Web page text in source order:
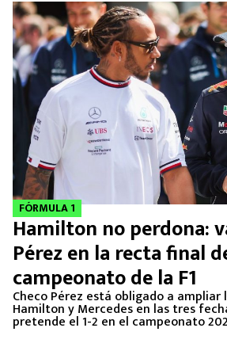
FÓRMULA 1
Hamilton no perdona:
Pérez en la recta final
campeonato de la F1
Checo Pérez está obligado a
Hamilton y Mercedes en las tres
pretende el 1-2 en el campeonato